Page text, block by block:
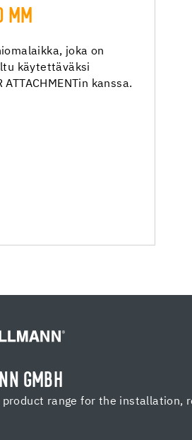
MM
joka on
käytettäväksi
ATTACHMENTin kanssa.
GMBH
product range for the installation,